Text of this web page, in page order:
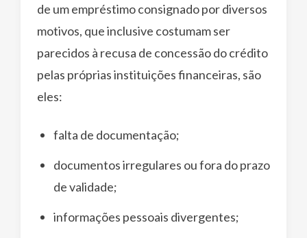
de um empréstimo consignado por diversos
motivos, que inclusive costumam ser
parecidos à recusa de concessão do crédito
pelas próprias instituições financeiras, são
eles:
falta de documentação;
documentos irregulares ou fora do prazo
de validade;
informações pessoais divergentes;